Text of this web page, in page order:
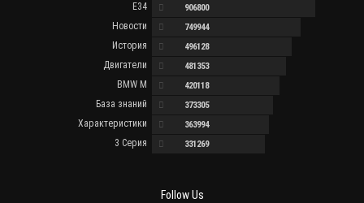
E34 906800
Новости 749944
История 496128
Двигатели 481353
BMW M 420118
База знаний 373305
Характеристики 363994
3 Серия 331269
Follow Us